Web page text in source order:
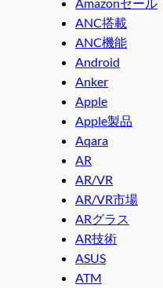
ANC搭載
ANC機能
Android
Anker
Apple
Apple製品
Aqara
AR
AR/VR
AR/VR市場
ARグラス
AR技術
ASUS
ATM